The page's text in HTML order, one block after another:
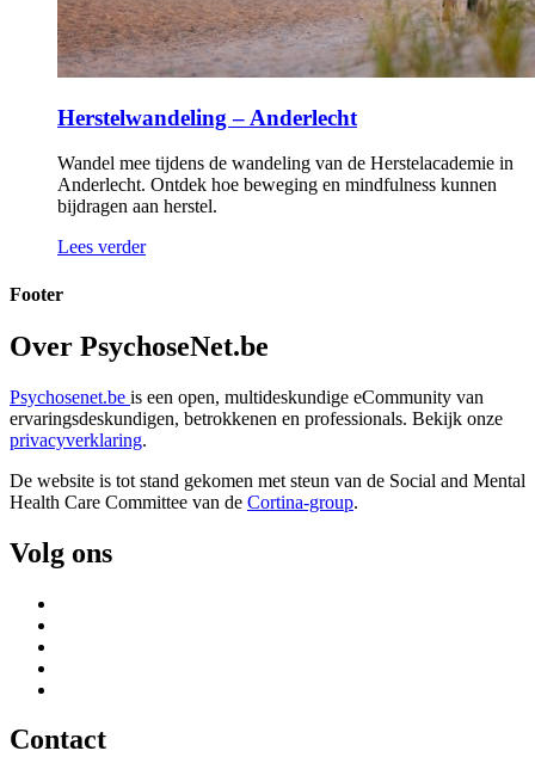
Herstelwandeling – Anderlecht
Wandel mee tijdens de wandeling van de Herstelacademie in
Anderlecht. Ontdek hoe beweging en mindfulness kunnen
bijdragen aan herstel.
Lees verder
Footer
Over PsychoseNet.be
Psychosenet.be is een open, multideskundige eCommunity van
ervaringsdeskundigen, betrokkenen en professionals. Bekijk onze
privacyverklaring.
De website is tot stand gekomen met steun van de Social and Mental
Health Care Committee van de Cortina-group.
Volg ons
Contact